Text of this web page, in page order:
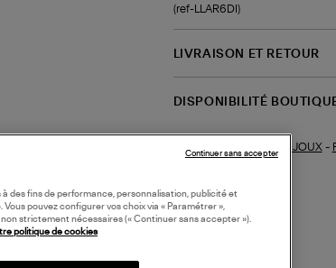
(ref-LLAR6DI)
LIVRAISON ET RETOUR
DISPONIBILITÉ
BIJOUX-
des fins de performance, personnalisation, publicité et
pouvez configurer vos choix via « Paramétrer »,
strictement nécessaires (« Continuer sans accepter »).
politique de cookies
Continuer sans accepter